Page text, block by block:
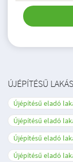
ÚJÉPÍTÉSŰ
Újépítésű eladó
Újépítésű eladó
Újépítésű eladó
Újépítésű eladó